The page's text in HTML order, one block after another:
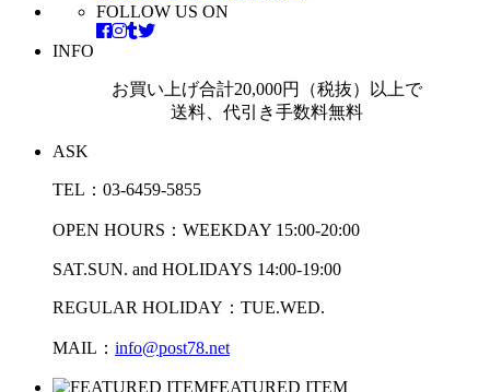
FOLLOW US ON
INFO
お買い上げ合計20,000円（税抜）以上で
送料、代引き手数料無料
ASK
TEL：03-6459-5855
OPEN HOURS：WEEKDAY 15:00-20:00
SAT.SUN. and HOLIDAYS 14:00-19:00
REGULAR HOLIDAY：TUE.WED.
MAIL： info@post78.net
FEATURED ITEM